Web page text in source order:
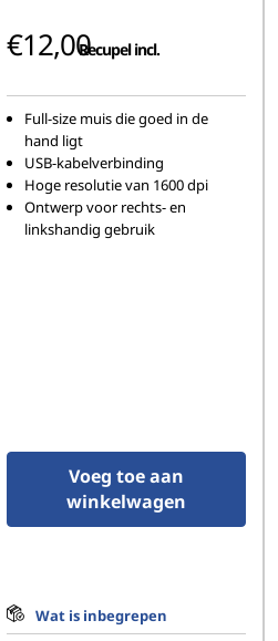
€12,00Recupel incl.
Full-size muis die goed in de
hand ligt
USB-kabelverbinding
Hoge resolutie van 1600 dpi
Ontwerp voor rechts- en
linkshandig gebruik
Voeg toe aan
winkelwagen
Wat is inbegrepen